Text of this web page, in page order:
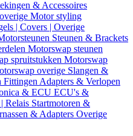
& Accessoires
Motor styling
| Covers | Overige
Steunen & Brackets
Motorswap steunen
spruitstukken Motorswap
overige Slangen &
Fittingen Adapters & Verlopen
& ECU ECU's &
Relais Startmotoren &
& Adapters Overige